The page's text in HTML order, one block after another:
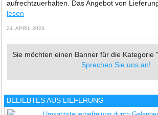
aufrechtzuerhalten. Das Angebot von
lesen
24. APRIL 2023
Sie möchten einen Banner für die Kategorie "
Sprechen Sie uns an!
BELIEBTES AUS LIEFERUNG